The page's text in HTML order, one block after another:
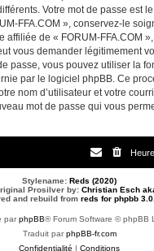
Votre mot de passe est
FFA.COM », conservez-le
affiliée de « FORUM-FFA.COM
vous demander légitimement
passe, vous pouvez utiliser la
par le logiciel phpBB. Ce
nom d’utilisateur et votre
mot de passe qui vous
Stylename: Reds (2020)
Prosilver by: Christian Esch
and rebuild from reds for phpbb
parphpBB® Forum Software © phpBB
Traduit parphpBB-fr.com
Confidentialité | Conditions